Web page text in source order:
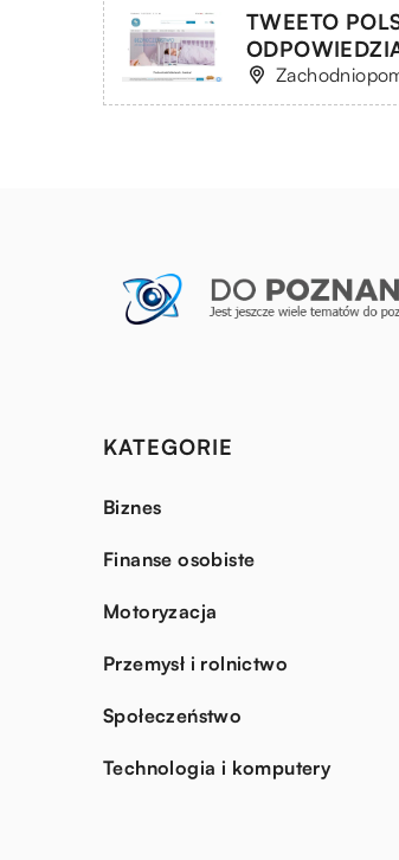
TWEETO
KATEGORIE
Biznes
Finanse osobiste
Motoryzacja
Przemysł i rolnictwo
Społeczeństwo
Technologia i komputery